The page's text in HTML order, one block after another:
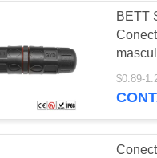
BETT
prova
para
$0.89-